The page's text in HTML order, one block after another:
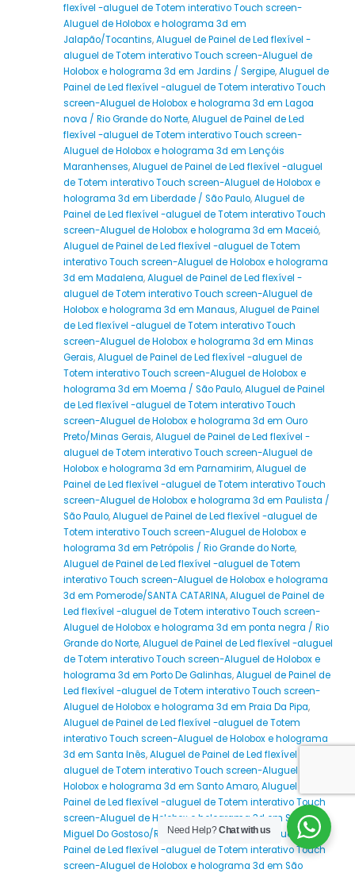
flexível -aluguel de Totem interativo Touch screen-
Aluguel de Holobox e holograma 3d em
Jalapão/Tocantins,Aluguel de Painel de Led flexível -
aluguel de Totem interativo Touch screen-Aluguel de
Holobox e holograma 3d em Jardins / Sergipe,Aluguel de
Painel de Led flexível -aluguel de Totem interativo Touch
screen-Aluguel de Holobox e holograma 3d em Lagoa
nova / Rio Grande do Norte,Aluguel de Painel de Led
flexível -aluguel de Totem interativo Touch screen-
Aluguel de Holobox e holograma 3d em Lençóis
Maranhenses,Aluguel de Painel de Led flexível -aluguel
de Totem interativo Touch screen-Aluguel de Holobox e
holograma 3d em Liberdade / São Paulo,Aluguel de
Painel de Led flexível -aluguel de Totem interativo Touch
screen-Aluguel de Holobox e holograma 3d em Maceió,
Aluguel de Painel de Led flexível -aluguel de Totem
interativo Touch screen-Aluguel de Holobox e holograma
3d em Madalena,Aluguel de Painel de Led flexível -
aluguel de Totem interativo Touch screen-Aluguel de
Holobox e holograma 3d em Manaus,Aluguel de Painel
de Led flexível -aluguel de Totem interativo Touch
screen-Aluguel de Holobox e holograma 3d em Minas
Gerais,Aluguel de Painel de Led flexível -aluguel de
Totem interativo Touch screen-Aluguel de Holobox e
holograma 3d em Moema / São Paulo,Aluguel de Painel
de Led flexível -aluguel de Totem interativo Touch
screen-Aluguel de Holobox e holograma 3d em Ouro
Preto/Minas Gerais,Aluguel de Painel de Led flexível -
aluguel de Totem interativo Touch screen-Aluguel de
Holobox e holograma 3d em Parnamirim,Aluguel de
Painel de Led flexível -aluguel de Totem interativo Touch
screen-Aluguel de Holobox e holograma 3d em Paulista /
São Paulo,Aluguel de Painel de Led flexível -aluguel de
Totem interativo Touch screen-Aluguel de Holobox e
holograma 3d em Petrópolis / Rio Grande do Norte,
Aluguel de Painel de Led flexível -aluguel de Totem
interativo Touch screen-Aluguel de Holobox e holograma
3d em Pomerode/SANTA CATARINA,Aluguel de Painel de
Led flexível -aluguel de Totem interativo Touch screen-
Aluguel de Holobox e holograma 3d em ponta negra / Rio
Grande do Norte,Aluguel de Painel de Led flexível -aluguel
de Totem interativo Touch screen-Aluguel de Holobox e
holograma 3d em Porto De Galinhas,Aluguel de Painel de
Led flexível -aluguel de Totem interativo Touch screen-
Aluguel de Holobox e holograma 3d em Praia Da Pipa,
Aluguel de Painel de Led flexível -aluguel de Totem
interativo Touch screen-Aluguel de Holobox e holograma
3d em Santa Inês,Aluguel de Painel de Led flexível -
aluguel de Totem interativo Touch screen-Aluguel de
Holobox e holograma 3d em Santo Amaro,Aluguel de
Painel de Led flexível -aluguel de Totem interativo Touch
screen-Aluguel de Holobox e holograma 3d em São
Miguel Do Gostoso/RIO GRANDE DO NORTE,Aluguel de
Painel de Led flexível -aluguel de Totem interativo Touch
screen-Aluguel de Holobox e holograma 3d em São
Need Help?Chat with us